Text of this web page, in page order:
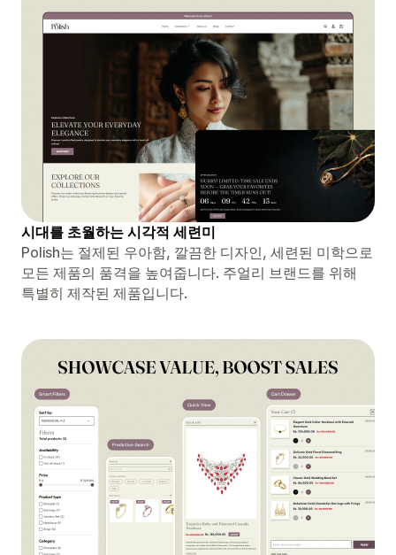
시대를 초월하는 시각적 세련미
Polish는 절제된 우아함, 깔끔한 디자인, 세련된 미학으로
모든 제품의 품격을 높여줍니다. 주얼리 브랜드를 위해
특별히 제작된 제품입니다.